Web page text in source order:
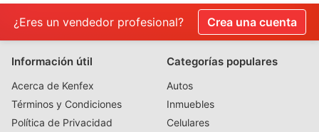
¿Eres un vendedor profesional? Crea una cuenta
Información útil
Acerca de Kenfex
Términos y Condiciones
Política de Privacidad
Categorías populares
Autos
Inmuebles
Celulares